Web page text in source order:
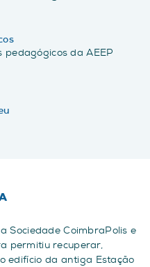
pedagógicos da AEEP
Sociedade CoimbraPolis e
permitiu recuperar,
edifício da antiga Estação